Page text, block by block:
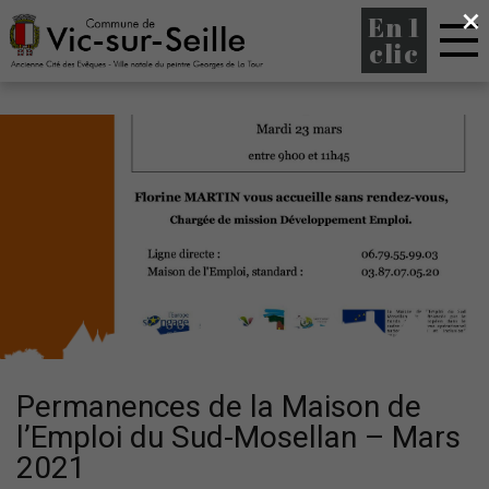
En 1
clic
Permanences de la Maison de
l’Emploi du Sud-Mosellan – Mars
2021
×